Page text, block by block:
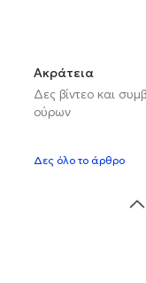
Ακράτεια
Δες βίντεο και
ούρων
Δες όλο το άρθρο